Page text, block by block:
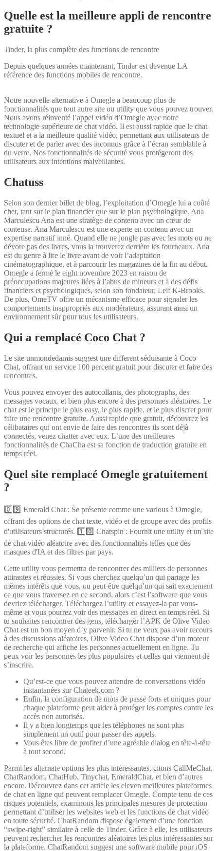
Quelle est la meilleure appli de rencontre
gratuite ?
Tinder, la plus complète des functions de rencontre
Depuis quelques années maintenant, Tinder est devenue LA
référence des functions mobiles de rencontre.
Notre nouvelle alternative à Omegle a beaucoup plus de
fonctionnalités que tout autre site ou utility que vous pouvez trouver.
Nous avons réinventé l’appel vidéo d’Omegle avec notre
technologie supérieure de chat vidéo. Il est aussi rapide que le chat
textuel et a la meilleure qualité vidéo, permettant aux utilisateurs de
discuter et de parler avec des inconnus grâce à l’écran semblable à
du verre. Nos fonctionnalités de sécurité vous protégeront des
utilisateurs aux intentions malveillantes.
Chatuss
Selon son dernier billet de blog, l’exploitation d’Omegle lui a coûté
cher, tant sur le plan financier que sur le plan psychologique. Ana
Marculescu Ana est une stratège de contenu avec un cœur de
conteuse. Ana Marculescu est une experte en contenu avec un
expertise narratif inné. Quand elle ne jongle pas avec les mots ou ne
dévore pas des livres, vous la trouverez derrière les fourneaux. Ana
est du genre à lire le livre avant de voir l’adaptation
cinématographique, et à parcourir les magazines de la fin au début.
Omegle a fermé le eight novembre 2023 en raison de
préoccupations majeures liées à l’abus de mineurs et à des défis
financiers et psychologiques, selon son fondateur, Leif K-Brooks.
De plus, OmeTV offre un mécanisme efficace pour signaler les
comportements inappropriés aux modérateurs, assurant ainsi un
environnement sûr pour tous les utilisateurs.
Qui a remplacé Coco Chat ?
Le site unmondedamis suggest une different séduisante à Coco
Chat, offrant un service 100 percent gratuit pour discuter et faire des
rencontres.
Vous pouvez envoyer des autocollants, des photographs, des
messages vocaux, et bien plus encore à des personnes aléatoires. Le
chat est le principe le plus easy, le plus rapide, et le plus discret pour
faire une rencontre gratuite. Aussi rapide que gratuit, découvrez les
célibataires qui ont envie de faire des rencontres ils sont déjà
connectés, venez chatter avec eux. L’une des meilleures
fonctionnalités de ChaCha est sa fonction de traduction gratuite en
temps réel.
Quel site remplacé Omegle gratuitement
?
0️⃣9️⃣ Emerald Chat : Se présente comme une various à Omegle,
offrant des options de chat texte, vidéo et de groupe avec des profils
d'utilisateurs structurés. 1️⃣0️⃣ Chatspin : Fournit une utility et un site
de chat vidéo aléatoire avec des fonctionnalités telles que des
masques d'IA et des filtres par pays.
Cette utility vous permettra de rencontrer des milliers de personnes
attirantes et réussies. Si vous cherchez quelqu’un qui partage les
mêmes intérêts que vous, ou peut-être quelqu’un qui sait exactement
ce que vous traversez en ce second, alors c’est l’software que vous
devriez télécharger. Téléchargez l’utility et essayez-la par vous-
même et vous pourrez voir des messages en direct en temps réel. Si
tu souhaites rencontrer des gens, télécharger l’APK de Olive Video
Chat est un bon moyen d’y parvenir. Si tu ne veux pas avoir recours
à des discussions aléatoires, Olive Video Chat dispose d’un moteur
de recherche qui affiche les personnes actuellement en ligne. Tu
peux voir les personnes les plus populaires et celles qui viennent de
s’inscrire.
Qu’est-ce que vous pouvez attendre de conversations vidéo
instantanées sur Chateek.com ?
Enfin, la configuration de mots de passe forts et uniques pour
chaque plateforme peut aider à protéger les comptes contre les
accès non autorisés.
Il y a bien longtemps que les téléphones ne sont plus
simplement un outil pour passer des appels.
Vous êtes libre de profiter d’une agréable dialog en tête-à-tête
à tout second.
Parmi les alternate options les plus intéressantes, citons CallMeChat,
ChatRandom, ChatHub, Tinychat, EmeraldChat, et bien d’autres
encore. Découvrez dans cet article les eleven meilleures plateformes
de chat en ligne qui peuvent remplacer Omegle. Compte tenu de ces
risques potentiels, examinons les principales mesures de protection
permettant d’utiliser les websites web et les functions de chat vidéo
en toute sécurité. ChatRandom dispose également d’une fonction
“swipe-right” similaire à celle de Tinder. Grâce à elle, les utilisateurs
peuvent rechercher les rencontres aléatoires les plus intéressantes sur
la plateforme. ChatRandom suggest une software mobile pour iOS